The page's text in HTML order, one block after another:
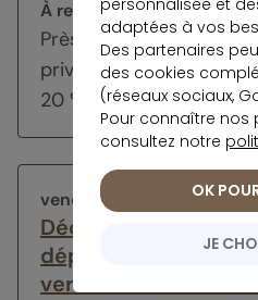
À retenir
Près de 70 % des
privilégient une sortie
20 % pour la...
vendredi 12 juin 2026
Déclaration des
déposée : faut-il
versement sur son
personnalisée et
adaptées à vos
Des partenaires
des cookies
(réseaux sociaux,
Pour connaître nos
consultez notre
JE
OK